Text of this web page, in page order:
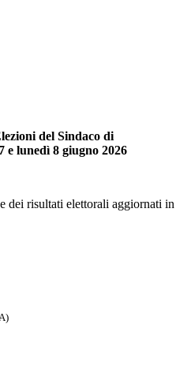
del Sindaco di
e lunedì 8 giugno 2026
dei risultati elettorali aggiornati in